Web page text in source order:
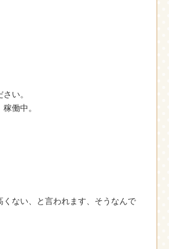
い。
働中。
ない、と言われます、そうなんで